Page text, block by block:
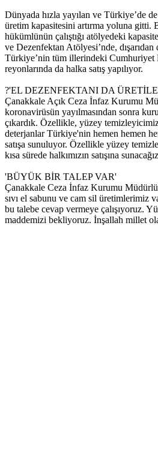
Dünyada hızla yayılan ve Türkiye’de
üretim kapasitesini artırma yoluna gitti.
hükümlünün çalıştığı atölyedeki
ve Dezenfektan Atölyesi’nde,
Türkiye’nin tüm illerindeki Cumhuriyet
reyonlarında da halka satış yapılıyor.
?'EL DEZENFEKTANI DA
Çanakkale Açık Ceza İnfaz Kurumu
koronavirüsün yayılmasından sonra
çıkardık. Özellikle, yüzey
deterjanlar Türkiye'nin hemen hemen
satışa sunuluyor. Özellikle yüzey
kısa sürede halkımızın satışına
'BÜYÜK BİR TALEP VAR'
Çanakkale Ceza İnfaz Kurumu
sıvı el sabunu ve cam sil
bu talebe cevap vermeye çalışıyoruz.
maddemizi bekliyoruz. İnşallah millet